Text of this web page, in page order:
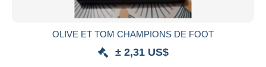
OLIVE ET TOM CHAMPIONS DE FOOT
± 2,31 US$